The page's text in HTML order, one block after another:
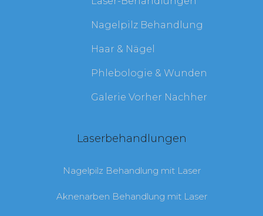
Nagelpilz Behandlung
Haar & Nägel
Phlebologie & Wunden
Galerie Vorher Nachher
Laserbehandlungen
Nagelpilz Behandlung mit Laser
Aknenarben Behandlung mit Laser